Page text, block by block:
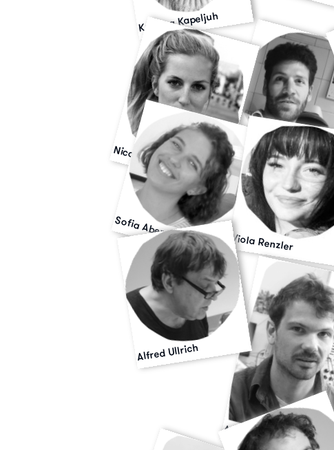
Kristina Kapeljuh
Nicole Weniger Patrick Bonato
Sofia Abendstein Viola Renzler
Alfred Ullrich
Andreas Zissler